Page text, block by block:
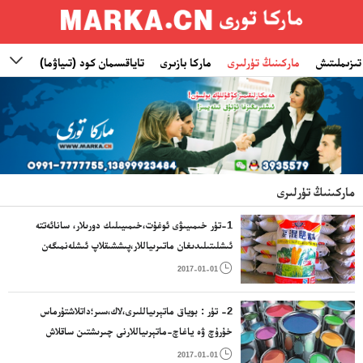
 ماركىنىڭ تۈرلىرى ماركا بازىرى تاياقسىمان كود (تىياۋما)
ماركىنىڭ تۈرلىرى
1-تۈر خىمىيىۋى ئوغۇت،خىمىيىلىك دورىلار، سانائەتتە
ئىشلىتىلىدىغان ماتىرىياللار،پىششىقلاپ ئىشلەنمىگەن
كاۋچۇك ماتىرىياللىرى،يېزا ئىگىلىك، باغۋەنچىلىك،

2017-01-01
2- تۈر : بوياق ماتېرىياللىرى،لاك،سىر؛داتلاشتۇرماس
خۇرۇچ ۋە ياغاچ-ماتېرىياللارنى چىرىشتىن ساقلاش
دورىلىرى؛رەڭلىگۈچ؛بوياشقا ۋاستە بولغۇچى ماددا؛

2017-01-01